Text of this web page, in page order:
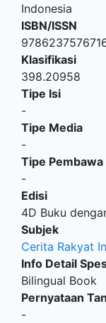
Indonesia
ISBN/ISSN
Klasifikasi
398.20958
Tipe Isi
-
Tipe Media
-
Tipe Pembawa
-
Edisi
4D Buku
Subjek
Cerita Rakyat
Info Detail
Bilingual Book
Pernyataan
-